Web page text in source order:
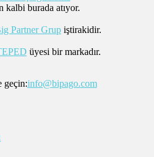
kalbi burada atıyor.
iştirakidir.
üyesi bir markadır.
geçin:info@bipago.com